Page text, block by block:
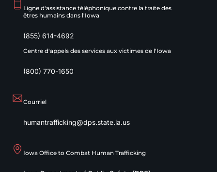
Ligne d'assistance téléphonique contre la traite des
êtres humains dans l'Iowa
(855) 614-4692
Centre d'appels des services aux victimes de l'Iowa
(800) 770-1650
Courriel
humantrafficking@dps.state.ia.us
Iowa Office to Combat Human Trafficking